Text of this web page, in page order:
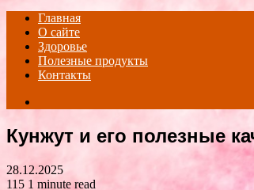
Главная
О сайте
Здоровье
Полезные продукты
Контакты
Кунжут и его полезные
28.12.2025
115 1 minute read